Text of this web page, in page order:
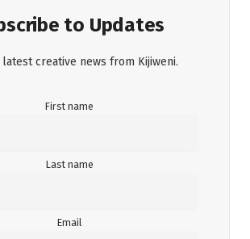
to Updates
creative news from Kijiweni.
First name
Last name
Email